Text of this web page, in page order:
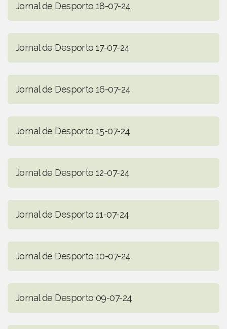
Jornal de Desporto 18-07-24
Jornal de Desporto 17-07-24
Jornal de Desporto 16-07-24
Jornal de Desporto 15-07-24
Jornal de Desporto 12-07-24
Jornal de Desporto 11-07-24
Jornal de Desporto 10-07-24
Jornal de Desporto 09-07-24